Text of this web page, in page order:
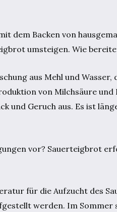
dem Backen von
umsteigen. Wie
aus Mehl und
von Milchsäure
und Geruch aus. Es ist
vor? Sauerteigbrot
für die Aufzucht des
werden. Im Sommer